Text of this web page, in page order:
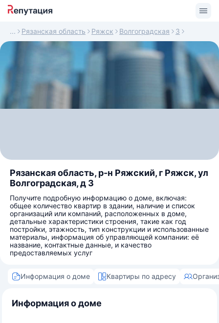
Рязанская область Ряжск Волгоградская 3
Рязанская область, р-н Ряжский, г Ряжск, ул
Волгоградская, д 3
Получите подробную информацию о доме, включая:
общее количество квартир в здании, наличие и список
организаций или компаний, расположенных в доме,
детальные характеристики строения, такие как год
постройки, этажность, тип конструкции и использованные
материалы, информация об управляющей компании: её
название, контактные данные, и качество
предоставляемых услуг
Информация о доме Квартиры по адресу
Информация о доме